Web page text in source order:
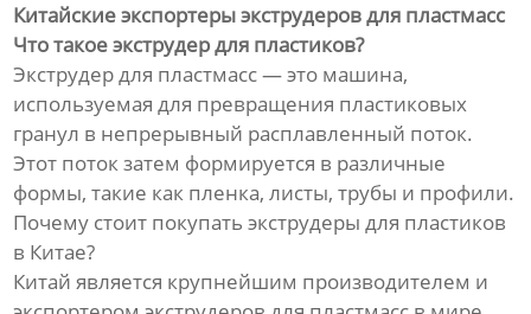
Линия по производству
водопроводных труб из ПНД
Оборудование для
производства труб со
структурированной стенкой
Линия по производству
гофрированных труб из
Китайские экспортеры экструдеров для пластмасс
Что такое экструдер для пластиков?
Экструдер для пластмасс — это машина,
используемая для превращения пластиковых
гранул в непрерывный расплавленный поток.
Этот поток затем формируется в различные
формы, такие как пленка, листы, трубы и профили.
Почему стоит покупать экструдеры для пластиков
в Китае?
Китай является крупнейшим производителем и